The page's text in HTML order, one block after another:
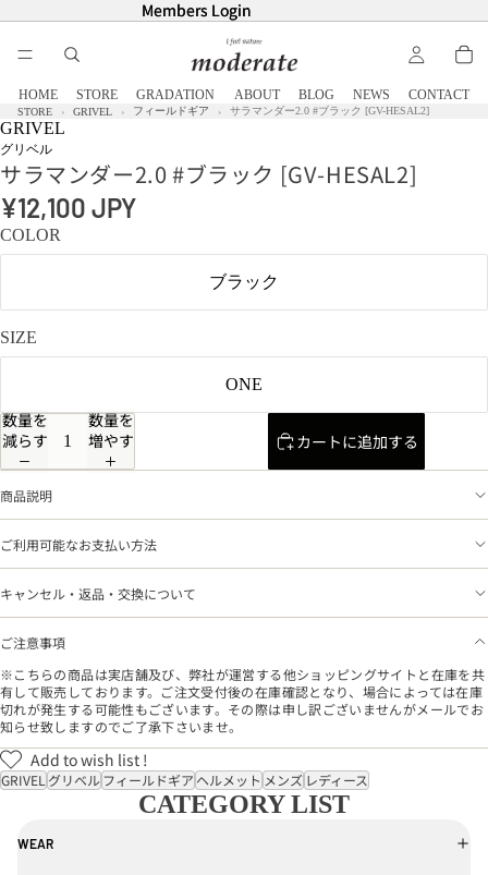
Members Login
Members Login
HOME STORE GRADATION ABOUT BLOG NEWS CONTACT
STORE GRIVEL フィールドギア サラマンダー2.0 #ブラック [GV-HESAL2]
GRIVEL
グリベル
サラマンダー2.0 #ブラック [GV-HESAL2]
¥12,100 JPY
COLOR
ブラック
SIZE
ONE
数量を
減らす
数量を
増やす
カートに追加する
商品説明
ご利用可能なお支払い方法
キャンセル・返品・交換について
ご注意事項
※こちらの商品は実店舗及び、弊社が運営する他ショッピングサイトと在庫を共
有して販売しております。ご注文受付後の在庫確認となり、場合によっては在庫
切れが発生する可能性もございます。その際は申し訳ございませんがメールでお
知らせ致しますのでご了承下さいませ。
Add to wish list !
GRIVEL グリベルフィールドギア ヘルメット メンズ レディース
CATEGORY LIST
WEAR